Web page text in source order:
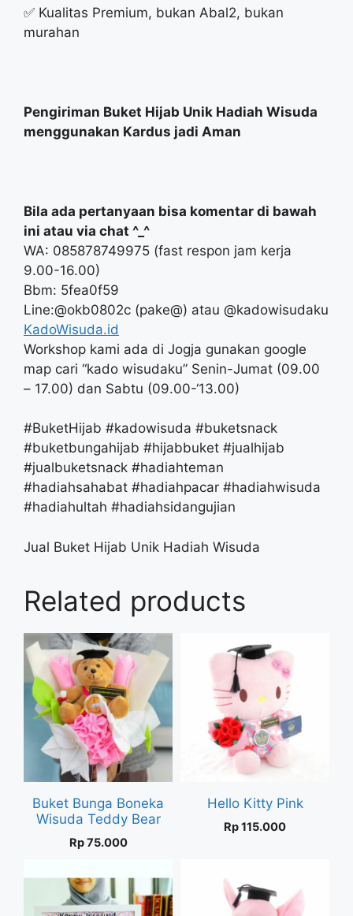
✅ Kualitas Premium, bukan Abal2, bukan
murahan
Pengiriman Buket Hijab Unik Hadiah Wisuda
menggunakan Kardus jadi Aman
Bila ada pertanyaan bisa komentar di bawah
ini atau via chat ^_^
WA: 085878749975 (fast respon jam kerja
9.00-16.00)
Bbm: 5fea0f59
Line:@okb0802c (pake@) atau @kadowisudaku
KadoWisuda.id
Workshop kami ada di Jogja gunakan google
map cari “kado wisudaku” Senin-Jumat (09.00
– 17.00) dan Sabtu (09.00-‘13.00)
#BuketHijab #kadowisuda #buketsnack
#buketbungahijab #hijabbuket #jualhijab
#jualbuketsnack #hadiahteman
#hadiahsahabat #hadiahpacar #hadiahwisuda
#hadiahultah #hadiahsidangujian
Jual Buket Hijab Unik Hadiah Wisuda
Related products
Buket Bunga Boneka
Wisuda Teddy Bear
Rp75.000
Hello Kitty Pink
Rp115.000